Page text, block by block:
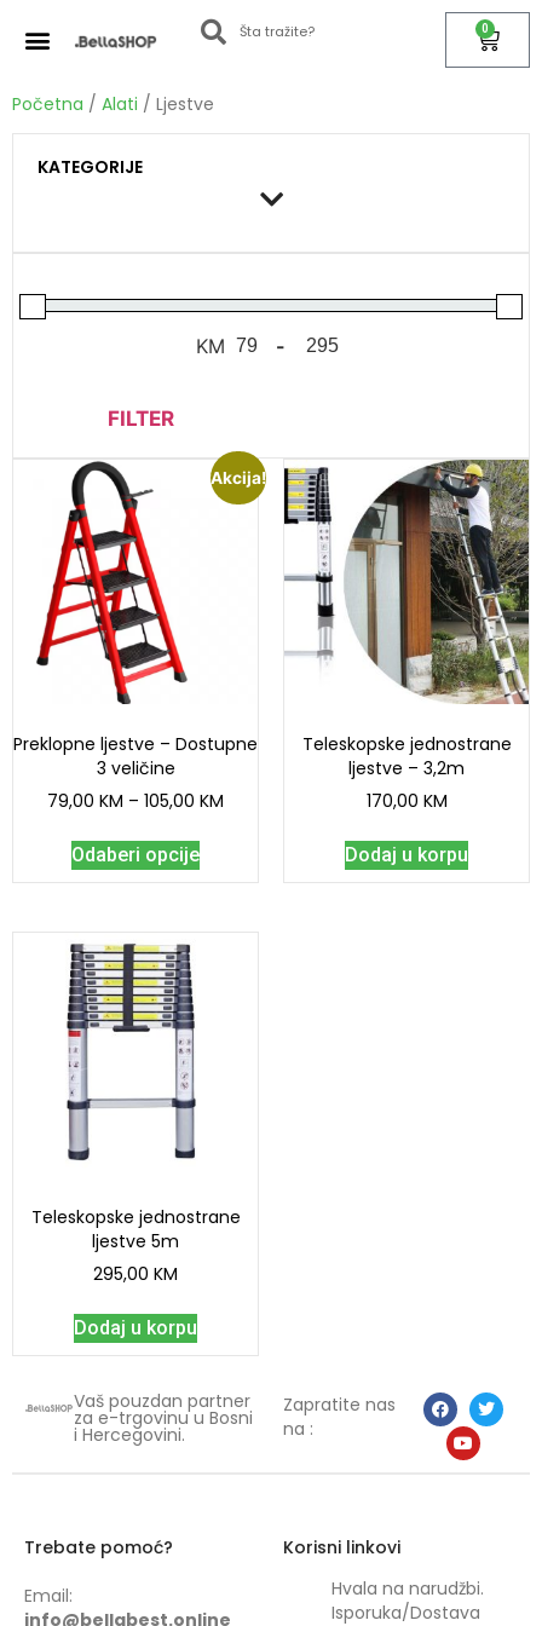
0
Početna / Alati / Ljestve
KATEGORIJE
KM -
FILTER
Akcija!
Preklopne ljestve – Dostupne
3 veličine
79,00 KM – 105,00 KM
Odaberi opcije
Teleskopske jednostrane
ljestve – 3,2m
170,00 KM
Dodaj u korpu
Teleskopske jednostrane
ljestve 5m
295,00 KM
Dodaj u korpu
Vaš pouzdan partner
za e-trgovinu u Bosni
i Hercegovini.
Zapratite nas
na :
Trebate pomoć?
Email:
info@bellabest.online
Korisni linkovi
Hvala na narudžbi.
Isporuka/Dostava